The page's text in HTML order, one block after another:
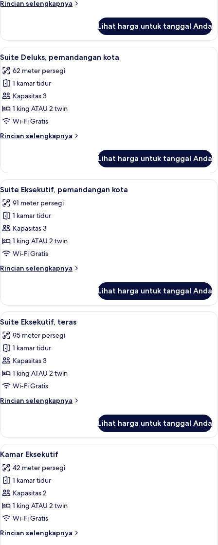
Rincian selengkapnya
Rincian
Suite
Deluks,
teras
Lihat harga untuk tanggal Anda
Lihat
semua
foto
untuk
Suite
Deluks,
pemandangan
Suite Deluks, pemandangan kota |
8
Suite Deluks, pemandangan kota
62 meter persegi
1 kamar tidur
Kapasitas 3
1 king ATAU 2 twin
Wi-Fi Gratis
Rincian selengkapnya
Rincian
Suite
Deluks,
pemandangan
Lihat harga untuk tanggal Anda
Lihat
semua
foto
untuk
Suite
Eksekutif,
pemandangan
Suite Eksekutif, pemandangan kota
4
Suite Eksekutif, pemandangan kota
91 meter persegi
1 kamar tidur
Kapasitas 3
1 king ATAU 2 twin
Wi-Fi Gratis
Rincian selengkapnya
Rincian
Suite
Eksekutif,
pemandangan
Lihat harga untuk tanggal Anda
Lihat
semua
foto
untuk
Suite
Eksekutif,
teras
Suite Eksekutif, teras | Ruang
8
Suite Eksekutif, teras
95 meter persegi
1 kamar tidur
Kapasitas 3
1 king ATAU 2 twin
Wi-Fi Gratis
Rincian selengkapnya
Rincian
Suite
Eksekutif,
teras
Lihat harga untuk tanggal Anda
Lihat
semua
foto
untuk
Kamar
Eksekutif
Kamar Eksekutif | Seprai premium,
4
Kamar Eksekutif
42 meter persegi
1 kamar tidur
Kapasitas 2
1 king ATAU 2 twin
Wi-Fi Gratis
Rincian selengkapnya
Rincian